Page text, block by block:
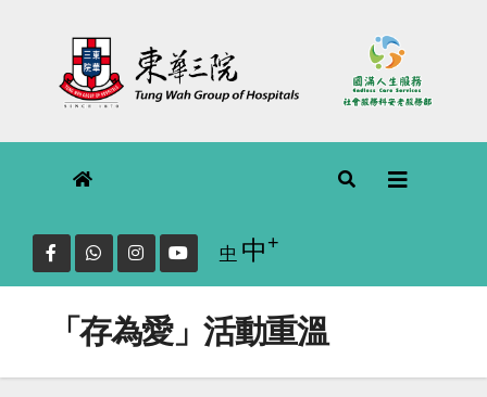
中 Reset
size.
中Increase font size.
+
「存為愛」活動重溫